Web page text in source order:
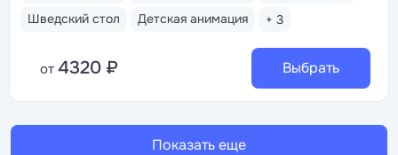
Шведский стол
Детская анимация + 3
от 4320 ₽ Выбрать
Показать еще